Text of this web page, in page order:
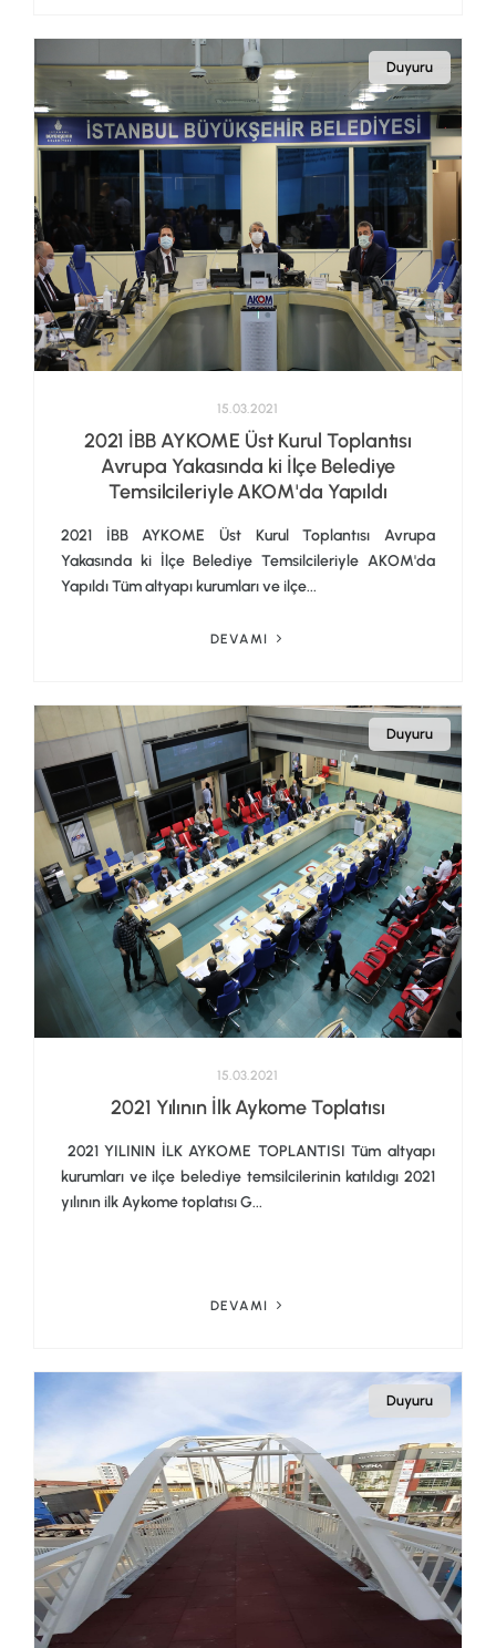
Duyuru
15.03.2021
2021 İBB AYKOME Üst Kurul Toplantısı
Avrupa Yakasında ki İlçe Belediye
Temsilcileriyle AKOM'da Yapıldı
2021 İBB AYKOME Üst Kurul Toplantısı Avrupa
Yakasında ki İlçe Belediye Temsilcileriyle AKOM'da
Yapıldı Tüm altyapı kurumları ve ilçe...
DEVAMI
Duyuru
15.03.2021
2021 Yılının İlk Aykome Toplatısı
2021 YILININ İLK AYKOME TOPLANTISI Tüm altyapı
kurumları ve ilçe belediye temsilcilerinin katıldıgı 2021
yılının ilk Aykome toplatısı G...
DEVAMI
Duyuru